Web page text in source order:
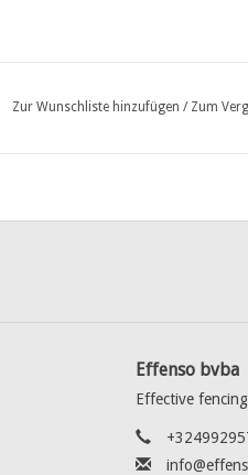
Zur Wunschliste hinzufügen / Zum
Effenso bvba
Effective